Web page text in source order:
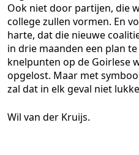
Ook niet door partijen, die
college zullen vormen. En
harte, dat die nieuwe
in drie maanden een plan
knelpunten op de Goirlese
opgelost. Maar met
zal dat in elk geval niet
Wil van der Kruijs.